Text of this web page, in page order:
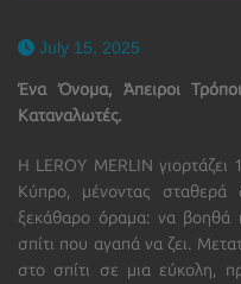
July 15, 2025
Ένα Όνομα, Άπειροι
Καταναλωτές.
Η LEROY MERLIN
Κύπρο, μένοντας σταθερά
ξεκάθαρο όραμα: να βοηθά
σπίτι που αγαπά να ζει.
στο σπίτι σε μια εύκολη,